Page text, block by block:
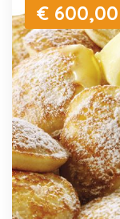
€ 600,00